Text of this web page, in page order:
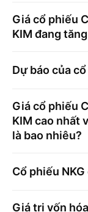
Giá cổ phiếu
KIM đang
Dự báo của
Giá cổ phiếu
KIM cao nhất
là bao nhiêu?
Cổ phiếu NKG
Giá trị vốn